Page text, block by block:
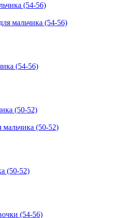
мальчика (54-56)
(54-56)
мальчика (50-52)
(50-52)